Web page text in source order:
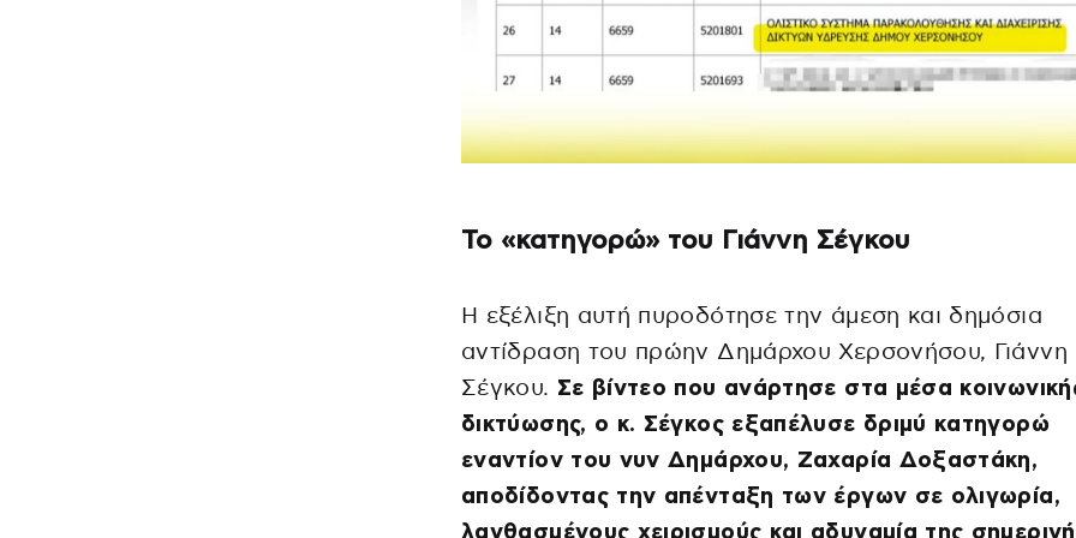
Το «κατηγορώ» του Γιάννη Σέγκου
Η εξέλιξη αυτή πυροδότησε την άμεση και δημόσια
αντίδραση του πρώην Δημάρχου Χερσονήσου, Γιάννη
Σέγκου. Σε βίντεο που ανάρτησε στα μέσα
δικτύωσης, ο κ. Σέγκος εξαπέλυσε δριμύ κατηγορώ
εναντίον του νυν Δημάρχου, Ζαχαρία Δοξαστάκη,
αποδίδοντας την απένταξη των έργων σε ολιγωρία,
λανθασμένους χειρισμούς και αδυναμία της